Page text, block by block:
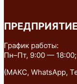
График работы:
Пн–Пт, 9:00 — 18:00;
(МАКС, WhatsApp,